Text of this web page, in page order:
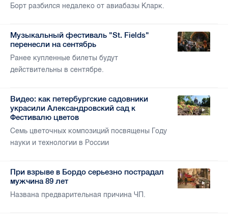
Борт разбился недалеко от авиабазы Кларк.
Музыкальный фестиваль "St. Fields"
перенесли на сентябрь
Ранее купленные билеты будут
действительны в сентябре.
Видео: как петербургские садовники
украсили Александровский сад к
Фестивалю цветов
Семь цветочных композиций посвящены Году
науки и технологии в России
При взрыве в Бордо серьезно пострадал
мужчина 89 лет
Названа предварительная причина ЧП.